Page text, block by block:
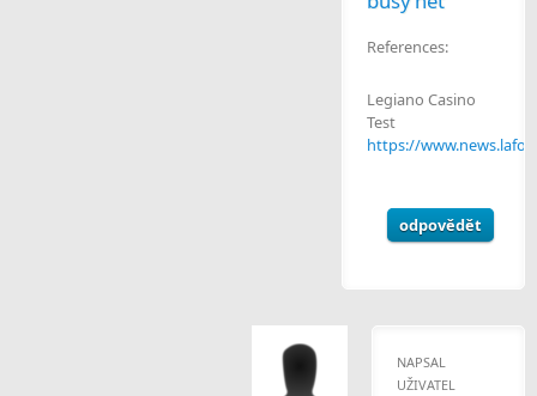
References:
Legiano Casino
Test
https://
odpovědět
NAPSAL
UŽIVATEL